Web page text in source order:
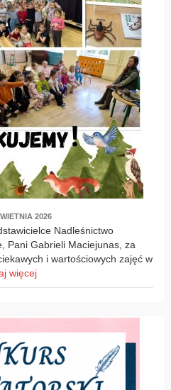
2026
Nadleśnictwo
Pani Gabrieli Maciejunas, za
i wartościowych zajęć w
więcej